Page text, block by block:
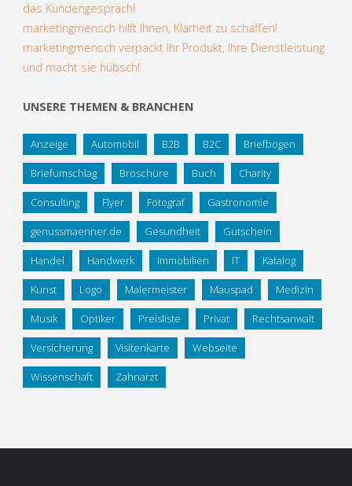
das Kundengespräch!
marketingmensch hilft Ihnen, Klarheit zu schaffen!
marketingmensch verpackt Ihr Produkt, Ihre Dienstleistung
und macht sie hübsch!
UNSERE THEMEN & BRANCHEN
Anzeige Automobil B2B B2C Briefbogen
Briefumschlag Broschüre Buch Charity
Consulting Flyer Fotograf Gastronomie
genussmaenner.de Gesundheit Gutschein
Handel Handwerk Immobilien IT Katalog
Kunst Logo Malermeister Mauspad Medizin
Musik Optiker Preisliste Privat Rechtsanwalt
Versicherung Visitenkarte Webseite
Wissenschaft Zahnarzt